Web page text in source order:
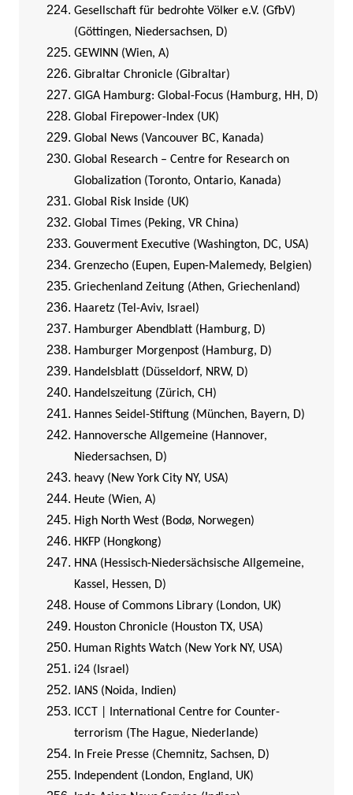
Gesellschaft für bedrohte Völker e.V. (GfbV)
(Göttingen, Niedersachsen, D)
GEWINN (Wien, A)
Gibraltar Chronicle (Gibraltar)
GIGA Hamburg: Global-Focus (Hamburg, HH, D)
Global Firepower-Index (UK)
Global News (Vancouver BC, Kanada)
Global Research – Centre for Research on
Globalization (Toronto, Ontario, Kanada)
Global Risk Inside (UK)
Global Times (Peking, VR China)
Gouverment Executive (Washington, DC, USA)
Grenzecho (Eupen, Eupen-Malemedy, Belgien)
Griechenland Zeitung (Athen, Griechenland)
Haaretz (Tel-Aviv, Israel)
Hamburger Abendblatt (Hamburg, D)
Hamburger Morgenpost (Hamburg, D)
Handelsblatt (Düsseldorf, NRW, D)
Handelszeitung (Zürich, CH)
Hannes Seidel-Stiftung (München, Bayern, D)
Hannoversche Allgemeine (Hannover,
Niedersachsen, D)
heavy (New York City NY, USA)
Heute (Wien, A)
High North West (Bodø, Norwegen)
HKFP (Hongkong)
HNA (Hessisch-Niedersächsische Allgemeine,
Kassel, Hessen, D)
House of Commons Library (London, UK)
Houston Chronicle (Houston TX, USA)
Human Rights Watch (New York NY, USA)
i24 (Israel)
IANS (Noida, Indien)
ICCT | International Centre for Counter-
terrorism (The Hague, Niederlande)
In Freie Presse (Chemnitz, Sachsen, D)
Independent (London, England, UK)